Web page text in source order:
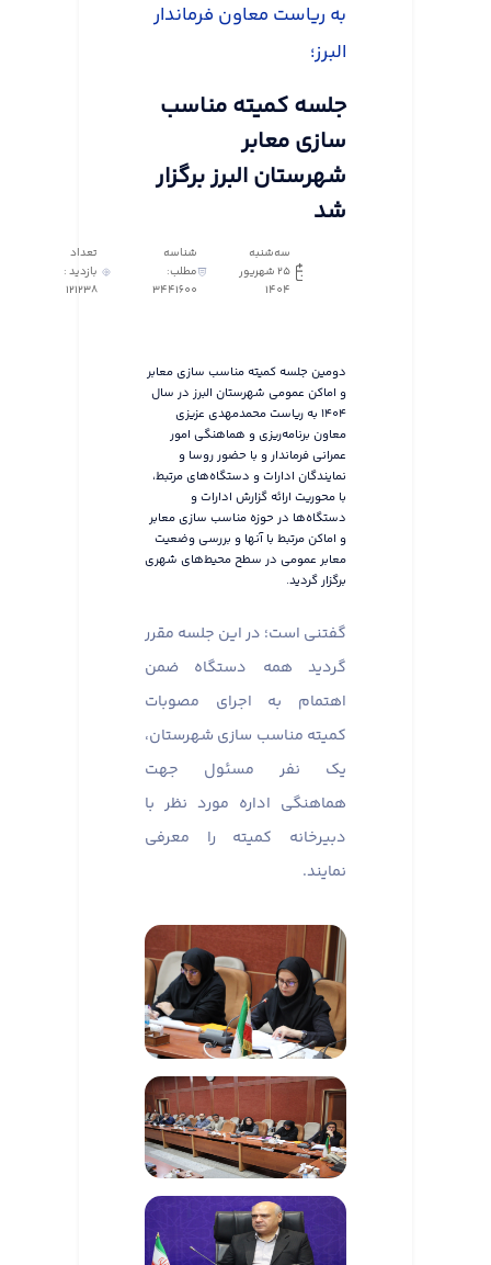
به ریاست معاون فرماندار
البرز؛
جلسه کمیته مناسب
سازی معابر
شهرستان البرز برگزار
شد
سه‌شنبه
25 شهریور
1404
شناسه
مطلب:
3441600
تعداد
بازدید :
121238
دومین جلسه کمیته مناسب سازی معابر
و اماکن عمومی شهرستان البرز در سال
۱۴۰۴ به ریاست محمدمهدی عزیزی
معاون برنامه‌ریزی و هماهنگی امور
عمرانی فرماندار و با حضور روسا و
نمایندگان ادارات و دستگاه‌های مرتبط،
با محوریت ارائه گزارش ادارات و
دستگاه‌ها در حوزه مناسب سازی معابر
و اماکن مرتبط با آنها و بررسی وضعیت
معابر عمومی در سطح محیط‌های شهری
برگزار گردید.
گفتنی است؛ در این جلسه مقرر
گردید همه دستگاه ضمن
اهتمام به اجرای مصوبات
کمیته مناسب سازی شهرستان،
یک نفر مسئول جهت
هماهنگی اداره مورد نظر با
دبیرخانه کمیته را معرفی
نمایند.